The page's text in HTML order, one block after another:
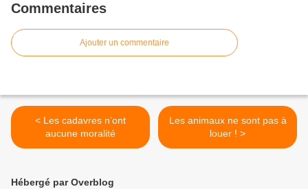
Commentaires
Ajouter un commentaire
< Les cadavres n’ont
aucune moralité
Les animaux ne sont pas à
louer ! >
Hébergé par Overblog